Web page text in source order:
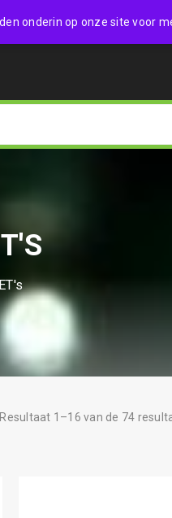
onderin op onze site voor
Resultaat 1–16 van de 74